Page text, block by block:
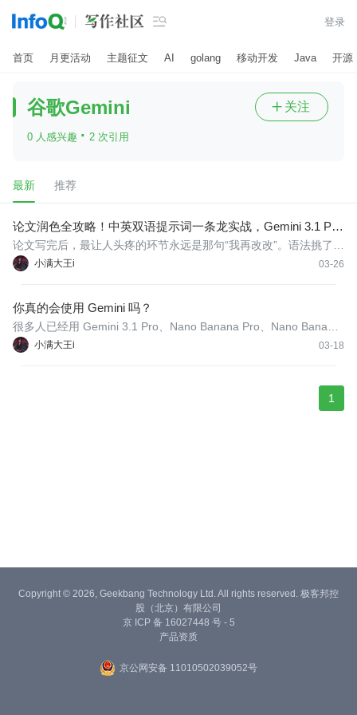
 登录
首页 月更活动 主题征文 AI golang 移动开发 Java 开源
谷歌Gemini
0 人感兴趣 · 2 次引用
 关注
最新 推荐
论文润色全攻略！中英双语提示词一条龙实战，Gemini 3.1 Pro
让科研效率暴增 10 倍！
小满大王i 03-26
论文写完后，最让人头疼的环节永远是那句“我再改改”。语法挑了十
遍，句子读着还是别扭，逻辑感觉差点意思，审稿人一挑刺就心凉
你真的会使用 Gemini 吗？
小满大王i 03-18
很多人已经用 Gemini 3.1 Pro、Nano Banana Pro、Nano Banana
2、Veo 3.1 很多天了，却始终停留在“问一句答一句”、“生成一张xx
1
Copyright © 2026, Geekbang Technology Ltd. All rights reserved. 极客邦控
股（北京）有限公司
京 ICP 备 16027448 号 - 5
产品资质
京公网安备 11010502039052号